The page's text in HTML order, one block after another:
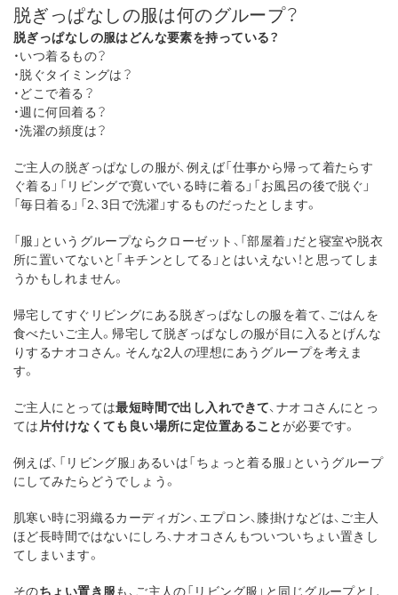
脱ぎっぱなしの服は何のグループ？
脱ぎっぱなしの服はどんな要素を持っている？
・いつ着るもの？
・脱ぐタイミングは？
・どこで着る？
・週に何回着る？
・洗濯の頻度は？
ご主人の脱ぎっぱなしの服が、例えば「仕事から帰って着たらす
ぐ着る」「リビングで寛いでいる時に着る」「お風呂の後で脱ぐ」
「毎日着る」「2、3日で洗濯」するものだったとします。
「服」というグループならクローゼット、「部屋着」だと寝室や脱衣
所に置いてないと「キチンとしてる」とはいえない！と思ってしま
うかもしれません。
帰宅してすぐリビングにある脱ぎっぱなしの服を着て、ごはんを
食べたいご主人。帰宅して脱ぎっぱなしの服が目に入るとげんな
りするナオコさん。そんな2人の理想にあうグループを考えま
す。
ご主人にとっては最短時間で出し入れできて、ナオコさんにとっ
ては片付けなくても良い場所に定位置あることが必要です。
例えば、「リビング服」あるいは「ちょっと着る服」というグループ
にしてみたらどうでしょう。
肌寒い時に羽織るカーディガン、エプロン、膝掛けなどは、ご主人
ほど長時間ではないにしろ、ナオコさんもついついちょい置きし
てしまいます。
そのちょい置き服も、ご主人の「リビング服」と同じグループとし